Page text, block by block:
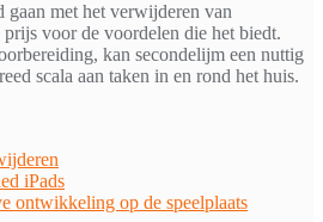
gaan met het verwijderen van
voor de voordelen die het biedt.
kan secondelijm een nuttig
scala aan taken in en rond het huis.
iPads
ontwikkeling op de speelplaats